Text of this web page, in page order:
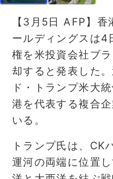
【3月5日 AFP】
ールディングスは4
権を米投資会社ブ
却すると発表した
ド・トランプ米大
港を代表する複合
いる。
トランプ氏は、CK
運河の両端に位置